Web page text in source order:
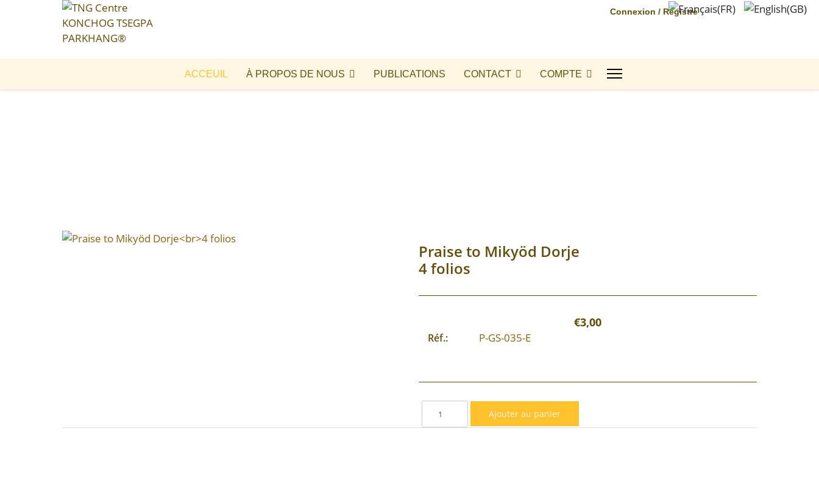
Connexion / Registre
ACCEUIL À PROPOS DE NOUS PUBLICATIONS CONTACT COMPTE
Praise to Mikyöd Dorje
4 folios
€3,00
Réf.: P-GS-035-E